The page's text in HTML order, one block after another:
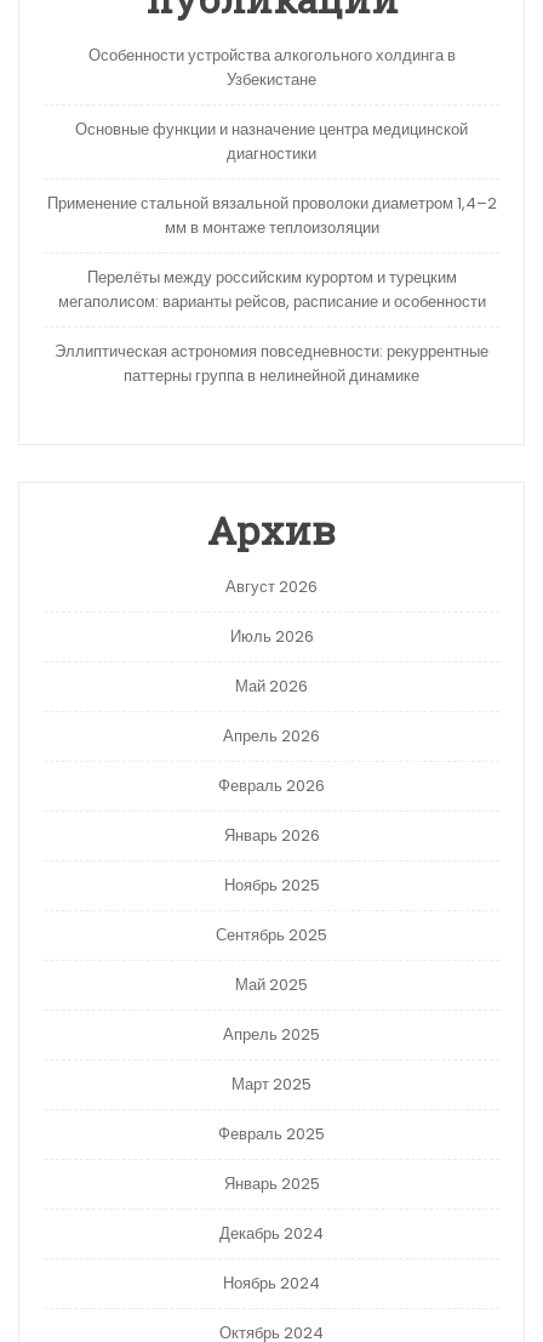
Особенности устройства алкогольного холдинга в
Узбекистане
Основные функции и назначение центра медицинской
диагностики
Применение стальной вязальной проволоки диаметром 1,4–2
мм в монтаже теплоизоляции
Перелёты между российским курортом и турецким
мегаполисом: варианты рейсов, расписание и особенности
Эллиптическая астрономия повседневности: рекуррентные
паттерны группа в нелинейной динамике
Архив
Август 2026
Июль 2026
Май 2026
Апрель 2026
Февраль 2026
Январь 2026
Ноябрь 2025
Сентябрь 2025
Май 2025
Апрель 2025
Март 2025
Февраль 2025
Январь 2025
Декабрь 2024
Ноябрь 2024
Октябрь 2024